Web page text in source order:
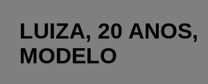
LUIZA, 20 ANOS,
MODELO